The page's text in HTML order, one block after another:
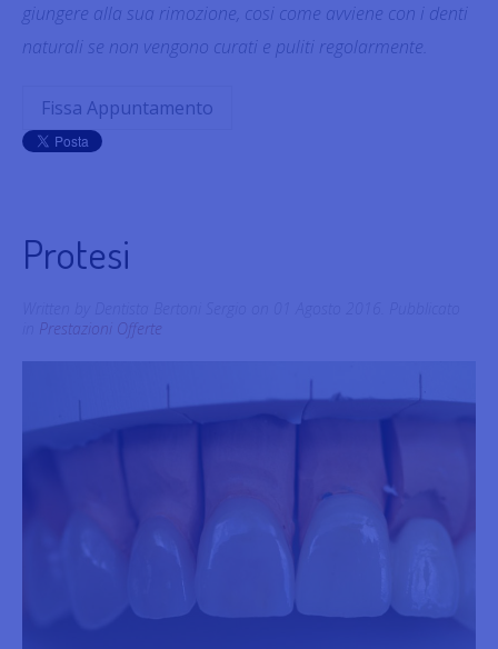
giungere alla sua rimozione, cosi come avviene con i denti
naturali se non vengono curati e puliti regolarmente.
Fissa Appuntamento
Protesi
Prestazioni Offerte